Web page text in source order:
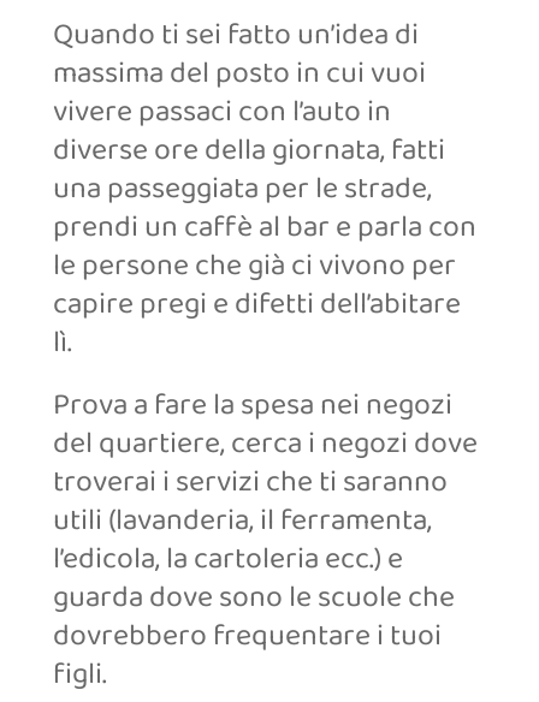
Quando ti sei fatto un’idea di
massima del posto in cui vuoi
vivere passaci con l’auto in
diverse ore della giornata, fatti
una passeggiata per le strade,
prendi un caffè al bar e parla con
le persone che già ci vivono per
capire pregi e difetti dell’abitare
lì.
Prova a fare la spesa nei negozi
del quartiere, cerca i negozi dove
troverai i servizi che ti saranno
utili (lavanderia, il ferramenta,
l’edicola, la cartoleria ecc.) e
guarda dove sono le scuole che
dovrebbero frequentare i tuoi
figli.